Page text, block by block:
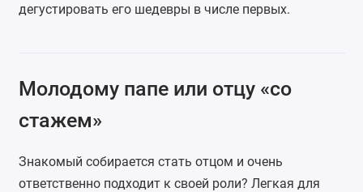
дегустировать его шедевры в числе первых.
Молодому папе или отцу «со
стажем»
Знакомый собирается стать отцом и очень
ответственно подходит к своей роли? Легкая для